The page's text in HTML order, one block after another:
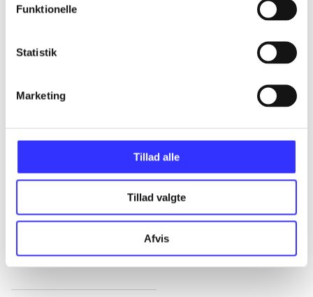
Funktionelle
Statistik
Marketing
Tillad alle
Tillad valgte
Afvis